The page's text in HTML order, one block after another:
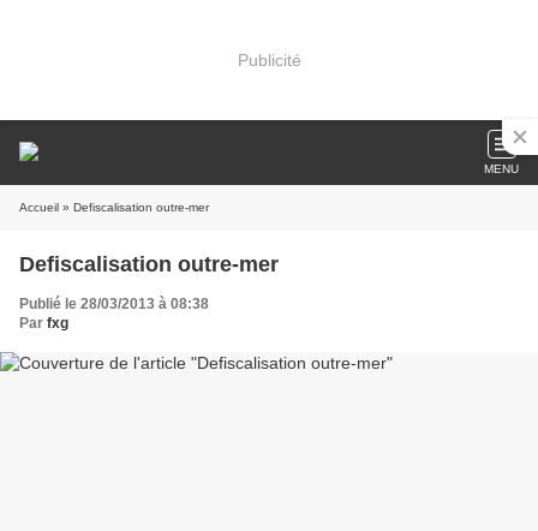
Publicité
MENU
Accueil » Defiscalisation outre-mer
Defiscalisation outre-mer
Publié le 28/03/2013 à 08:38
Par fxg